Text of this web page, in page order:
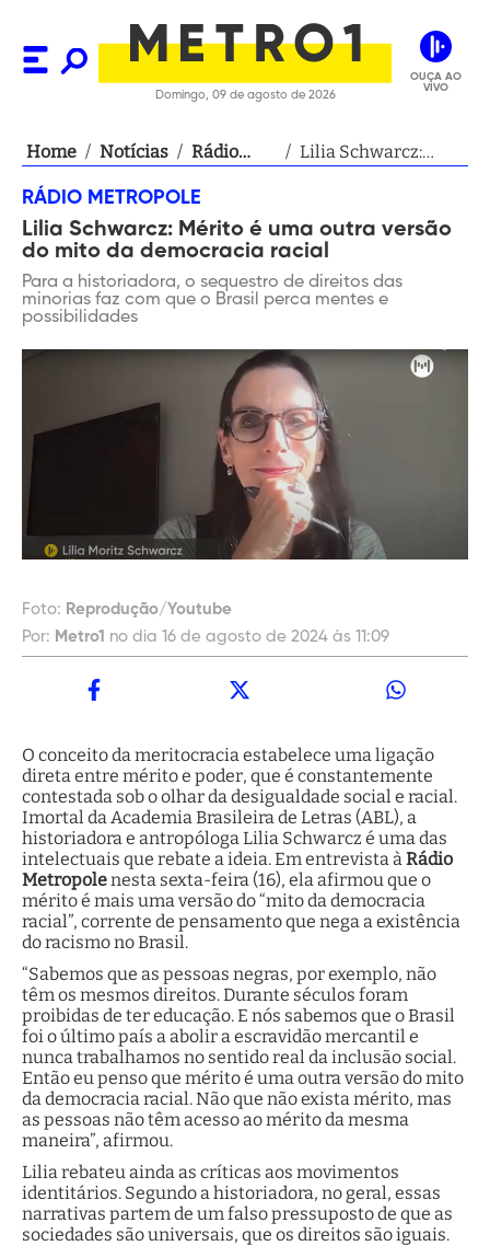
Domingo, 09 de agosto de 2026
OUÇA AO
VIVO
Home / Notícias / Rádio
/ Lilia Schwarcz:
democracia racial
RÁDIO METROPOLE
Lilia Schwarcz: Mérito é uma outra versão
do mito da democracia racial
Para a historiadora, o sequestro de direitos das
minorias faz com que o Brasil perca mentes e
possibilidades
Foto: Reprodução/Youtube
Por: Metro1 no dia 16 de agosto de 2024 às 11:09
O conceito da meritocracia estabelece uma ligação
direta entre mérito e poder, que é constantemente
contestada sob o olhar da desigualdade social e racial.
Imortal da Academia Brasileira de Letras (ABL), a
historiadora e antropóloga Lilia Schwarcz é uma das
intelectuais que rebate a ideia. Em entrevista à Rádio
Metropolenesta sexta-feira (16), ela afirmou que o
mérito é mais uma versão do “mito da democracia
racial”, corrente de pensamento que nega a existência
do racismo no Brasil.
“Sabemos que as pessoas negras, por exemplo, não
têm os mesmos direitos. Durante séculos foram
proibidas de ter educação. E nós sabemos que o Brasil
foi o último país a abolir a escravidão mercantil e
nunca trabalhamos no sentido real da inclusão social.
Então eu penso que mérito é uma outra versão do mito
da democracia racial. Não que não exista mérito, mas
as pessoas não têm acesso ao mérito da mesma
maneira”, afirmou.
Lilia rebateu ainda as críticas aos movimentos
identitários. Segundo a historiadora, no geral, essas
narrativas partem de um falso pressuposto de que as
sociedades são universais, que os direitos são iguais.